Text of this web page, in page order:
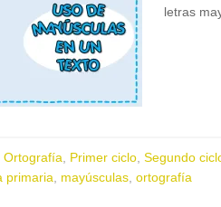
letras
Ortografía Primer ciclo Segundo
primaria mayúsculas ortografía